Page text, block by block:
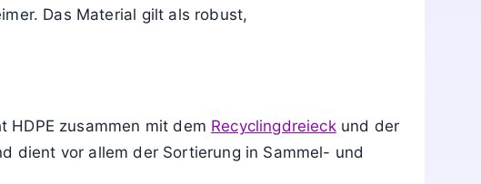
Das Material gilt als robust,
zusammen mit dem Recyclingdreieckund der
dient vor allem der Sortierung in Sammel- und